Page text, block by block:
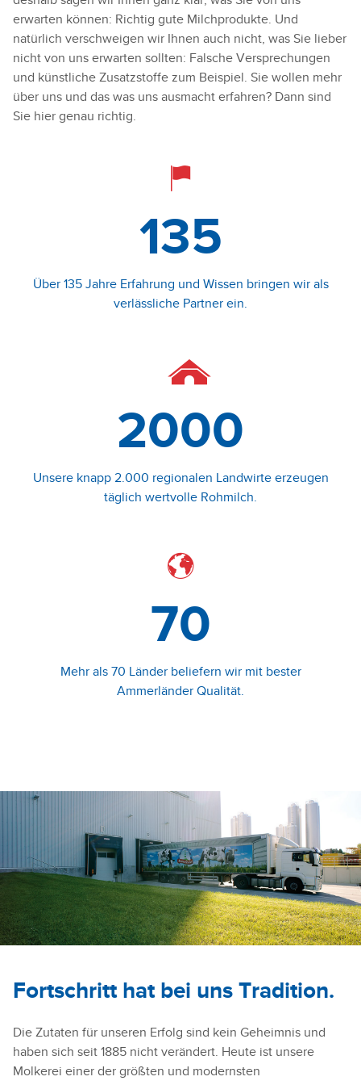
erwarten können: Richtig gute Milchprodukte. Und
natürlich verschweigen wir Ihnen auch nicht, was Sie lieber
nicht von uns erwarten sollten: Falsche Versprechungen
und künstliche Zusatzstoffe zum Beispiel. Sie wollen mehr
über uns und das was uns ausmacht erfahren? Dann sind
Sie hier genau richtig.
135
Über 135 Jahre Erfahrung und Wissen bringen wir als
verlässliche Partner ein.
2000
Unsere knapp 2.000 regionalen Landwirte erzeugen
täglich wertvolle Rohmilch.
70
Mehr als 70 Länder beliefern wir mit bester
Ammerländer Qualität.
Fortschritt hat bei uns Tradition.
Die Zutaten für unseren Erfolg sind kein Geheimnis und
haben sich seit 1885 nicht verändert. Heute ist unsere
Molkerei einer der größten und modernsten